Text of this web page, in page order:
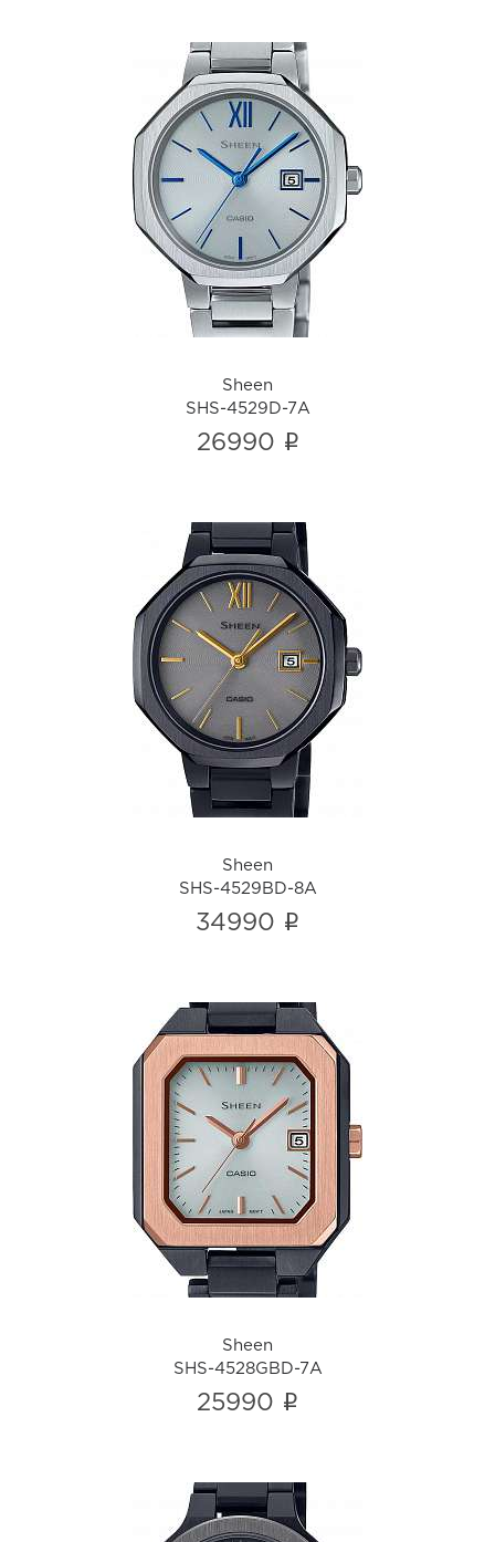
Sheen
SHS-4529D-7A
i
Sheen
SHS-4529D-7A
26990 i
Sheen
SHS-4529BD-8A
i
Sheen
SHS-4529BD-8A
34990 i
Sheen
SHS-4528GBD-7A
i
Sheen
SHS-4528GBD-7A
25990 i